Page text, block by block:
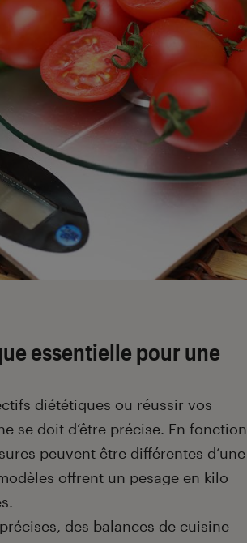
essentielle pour une
diététiques ou réussir vos
se doit d’être précise. En fonction
peuvent être différentes d’une
offrent un pesage en kilo
des balances de cuisine